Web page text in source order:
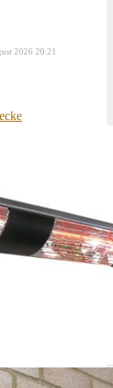
2026 20:21